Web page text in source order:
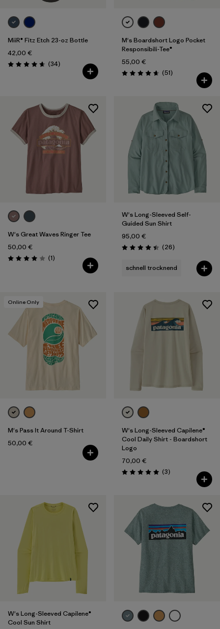
MiiR® Fitz Etch 23-oz Bottle
42,00 €
Bewertung: 4.7 / 5
(34Rezensionen
)
M's Boardshort Logo Pocket
Responsibili-Tee®
55,00 €
Bewertung: 4.6 / 5
(51Rezensionen
)
W's Great Waves Ringer Tee
50,00 €
Bewertung: 4.0 / 5
(1Rezensionen
)
W's Long-Sleeved Self-
Guided Sun Shirt
95,00 €
Bewertung: 4.4 / 5
(26Rezensionen
)
schnell trocknend
Online Only
M's Pass It Around T-Shirt
50,00 €
W's Long-Sleeved Capilene®
Cool Daily Shirt - Boardshort
Logo
70,00 €
Bewertung: 5.0 / 5
(3Rezensionen
)
W's Long-Sleeved Capilene®
Cool Sun Shirt